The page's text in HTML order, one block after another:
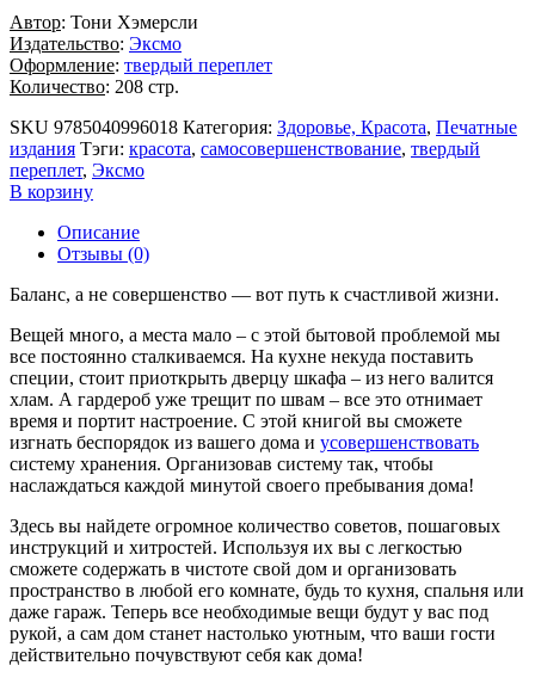
Автор: Тони Хэмерсли
Издательство: Эксмо
Оформление: твердый переплет
Количество: 208 стр.
SKU 9785040996018 Категория: Здоровье, Красота, Печатные
издания Тэги: красота, самосовершенствование, твердый
переплет, Эксмо
В корзину
Описание
Отзывы (0)
Баланс, а не совершенство — вот путь к счастливой жизни.
Вещей много, а места мало – с этой бытовой проблемой мы
все постоянно сталкиваемся. На кухне некуда поставить
специи, стоит приоткрыть дверцу шкафа – из него валится
хлам. А гардероб уже трещит по швам – все это отнимает
время и портит настроение. С этой книгой вы сможете
изгнать беспорядок из вашего дома и усовершенствовать
систему хранения. Организовав систему так, чтобы
наслаждаться каждой минутой своего пребывания дома!
Здесь вы найдете огромное количество советов, пошаговых
инструкций и хитростей. Используя их вы с легкостью
сможете содержать в чистоте свой дом и организовать
пространство в любой его комнате, будь то кухня, спальня или
даже гараж. Теперь все необходимые вещи будут у вас под
рукой, а сам дом станет настолько уютным, что ваши гости
действительно почувствуют себя как дома!